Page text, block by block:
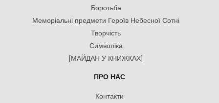
Боротьба
Меморіальні предмети Героїв Небесної Сотні
Творчість
Символіка
[МАЙДАН У КНИЖКАХ]
ПРО НАС
Контакти